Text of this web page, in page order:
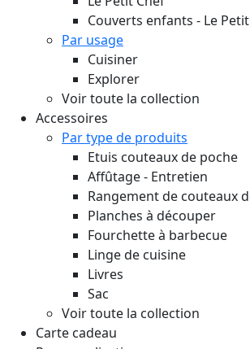
Couverts enfants - Le
Par usage
Cuisiner
Explorer
Voir toute la collection
Accessoires
Par type de produits
Etuis couteaux de poche
Affûtage - Entretien
Rangement de couteaux
Planches à découper
Fourchette à barbecue
Linge de cuisine
Livres
Sac
Voir toute la collection
Carte cadeau